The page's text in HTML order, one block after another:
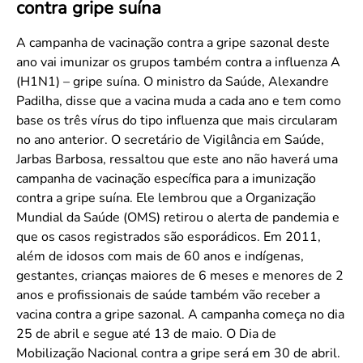
Convenção Coletiva 2025/2026 – Piso salarial Farmácias e Drogaria
Saúde Pública e Indígena
Calendário Eleitoral
Candidatos
Votação
Dúvidas Frequentes
Eleições Anteriores
contra gripe suína
A campanha de vacinação contra a gripe sazonal deste
ano vai imunizar os grupos também contra a influenza A
(H1N1) – gripe suína. O ministro da Saúde, Alexandre
Padilha, disse que a vacina muda a cada ano e tem como
base os três vírus do tipo influenza que mais circularam
no ano anterior. O secretário de Vigilância em Saúde,
Jarbas Barbosa, ressaltou que este ano não haverá uma
campanha de vacinação específica para a imunização
contra a gripe suína. Ele lembrou que a Organização
Mundial da Saúde (OMS) retirou o alerta de pandemia e
que os casos registrados são esporádicos. Em 2011,
além de idosos com mais de 60 anos e indígenas,
gestantes, crianças maiores de 6 meses e menores de 2
anos e profissionais de saúde também vão receber a
vacina contra a gripe sazonal. A campanha começa no dia
25 de abril e segue até 13 de maio. O Dia de
Mobilização Nacional contra a gripe será em 30 de abril.